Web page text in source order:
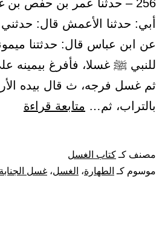
256 – حدثنا عمر بن حفص بن
أبي: حدثنا الأعمش قال:
عن ابن عباس قال: حدثتنا
للنبي ﷺ غسلا، فأفرغ بيمينه
ثم غسل فرجه، ث قال بيده
بالتراب، ثم… متابعة قراءة
في
مصنف كـ كتاب الغسل
موسوم كـ الطهارة، الغسل، غسل الجنابة